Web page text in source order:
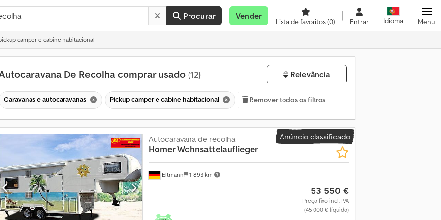
Procurar Vender
Lista de favoritos(0) Entrar Idioma Menu
camper e cabine habitacional
De Recolha comprar usado (12) Relevância
Caravanas e autocaravanas Pickup camper e cabine habitacional Remover todos os filtros
Anúncio classificado
Eltmann 1 893 km
Autocaravana de recolha
Homer Wohnsattelauflieger
53 550 €
Preço fixo incl. IVA
(45 000 € líquido)